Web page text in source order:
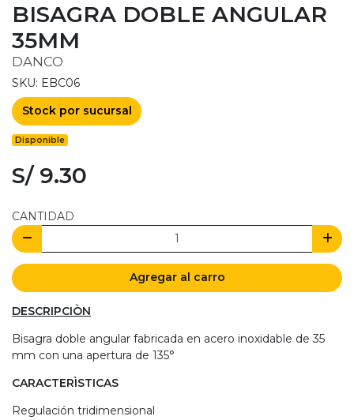
BISAGRA DOBLE ANGULAR
35MM
DANCO
SKU: EBC06
Stock por sucursal
Disponible
S/ 9.30
CANTIDAD
Agregar al carro
DESCRIPCIÒN
Bisagra doble angular fabricada en acero inoxidable de 35
mm con una apertura de 135°
CARACTERÌSTICAS
Regulación tridimensional